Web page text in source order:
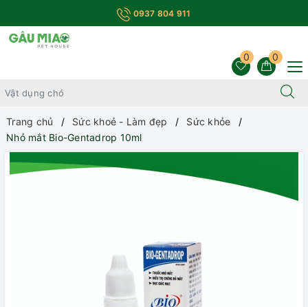
0937 804 911
0
0
Trang chủ Sức khoẻ - Làm đẹp
Sức khỏe
Nhỏ mắt Bio-Gentadrop 10ml